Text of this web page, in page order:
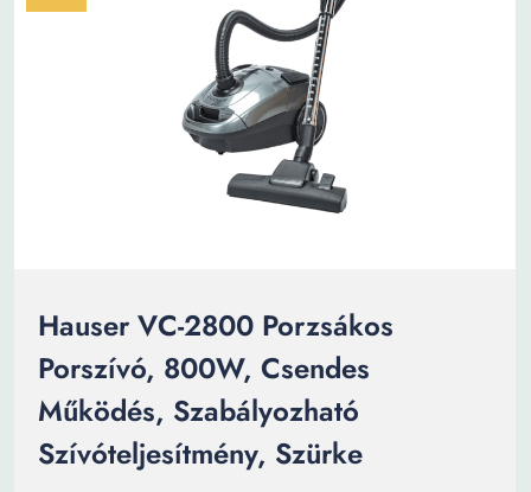
Hauser VC-2800 Porzsákos
Porszívó, 800W, Csendes
Működés, Szabályozható
Szívóteljesítmény, Szürke